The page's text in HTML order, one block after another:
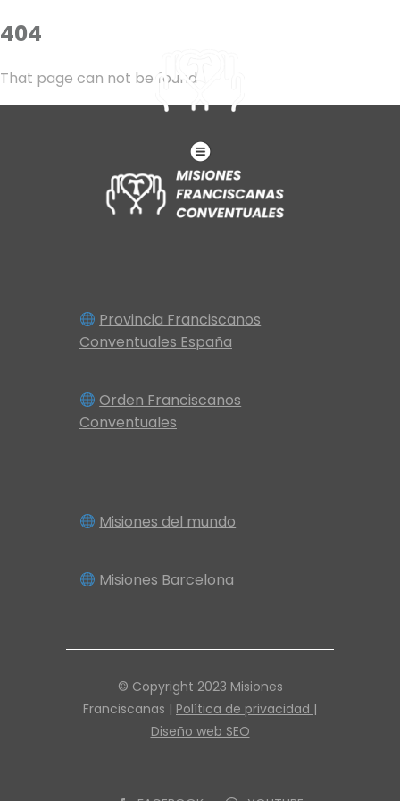
404
That page can not be found
Provincia Franciscanos
Conventuales España
Orden Franciscanos
Conventuales
Misiones del mundo
Misiones Barcelona
© Copyright 2023 Misiones
Franciscanas | Política de privacidad |
Diseño web SEO